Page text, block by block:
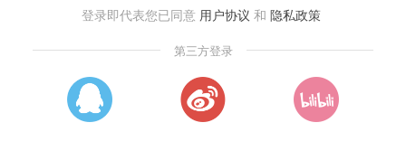
登录即代表您已同意 用户协议 和 隐私政策
第三方登录